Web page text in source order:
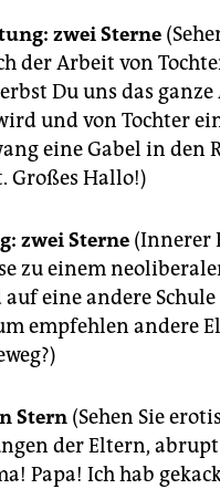
zwei Sterne
der Arbeit von
Du uns das
und von Tochter
eine Gabel in den
Großes Hallo!)
zwei Sterne (Innerer
zu einem
eine andere
empfehlen andere
Stern (Sehen Sie
der Eltern,
Papa! Ich hab